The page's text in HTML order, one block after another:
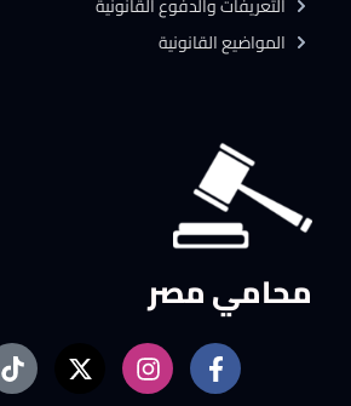
محامي مصر
المواضيع القانونية